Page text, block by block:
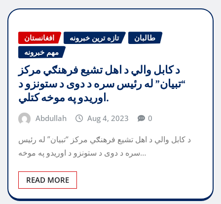
افغانستان تازه ترین خبرونه
طالبان
مهم خبرونه
د کابل والي د اهل تشیع فرهنګي مرکز
“تبیان” له رئیس سره د دوی د ستونزو د
اوریدو په موخه کتلي.
Abdullah Aug 4, 2023 0
د کابل والي د اهل تشیع فرهنګي مرکز “تبیان” له رئیس
سره د دوی د ستونزو د اوریدو په موخه…
READ MORE